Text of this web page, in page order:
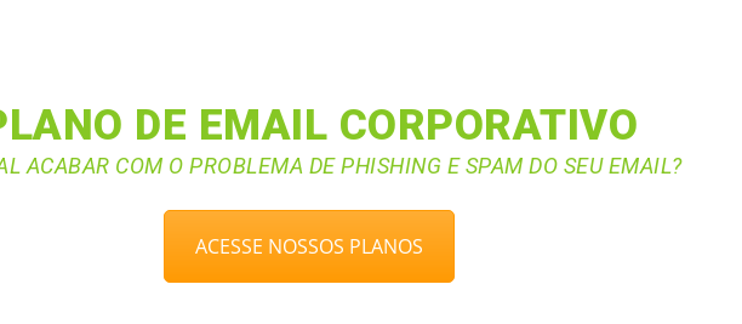
DE EMAIL CORPORATIVO
ACABAR COM O PROBLEMA DE PHISHING E SPAM DO SEU EMAIL?
ACESSE NOSSOS PLANOS